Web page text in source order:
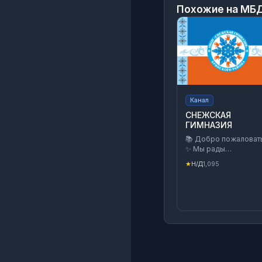
Похожие на
Канал
СНЕЖСКАЯ
ГИМНАЗИЯ
📚 Добро
✨ Мы рады
приветствовать всех
участников
создан для тех, кому
★Н/Д1,095